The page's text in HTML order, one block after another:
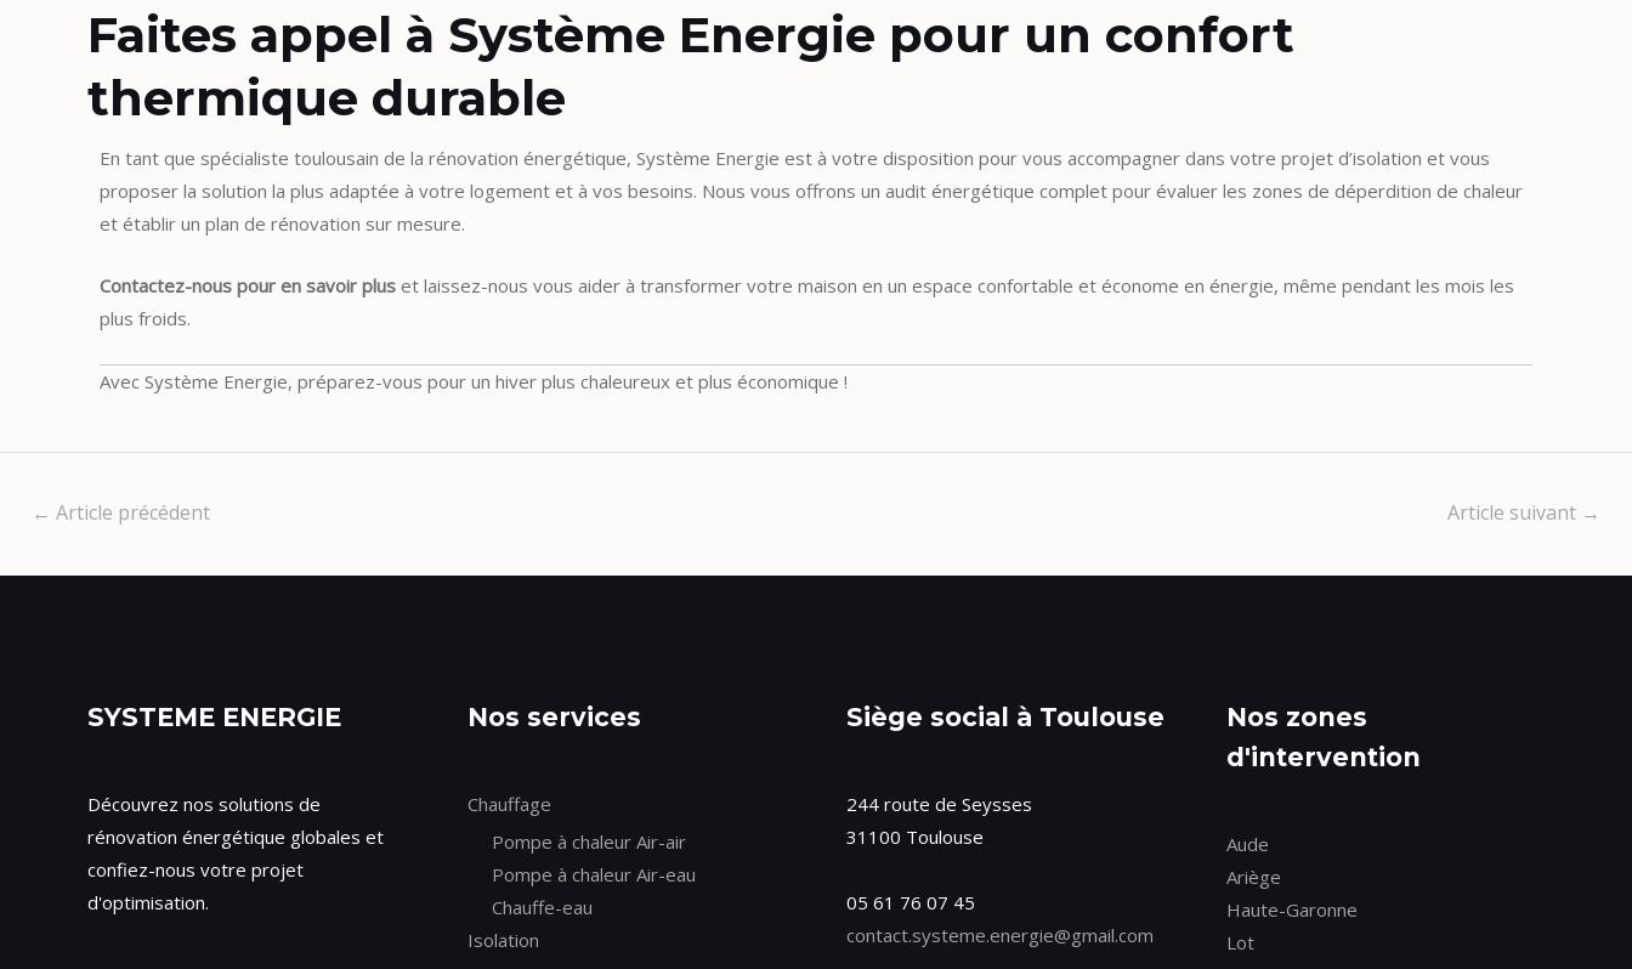
Faites appel à Système Energie pour un confort
thermique durable
En tant que spécialiste toulousain de la rénovation énergétique, Système Energie est à votre disposition pour vous accompagner dans votre projet d’isolation et vous
proposer la solution la plus adaptée à votre logement et à vos besoins. Nous vous offrons un audit énergétique complet pour évaluer les zones de déperdition de chaleur
et établir un plan de rénovation sur mesure.
Contactez-nous pour en savoir plus et laissez-nous vous aider à transformer votre maison en un espace confortable et économe en énergie, même pendant les mois les
plus froids.
Avec Système Energie, préparez-vous pour un hiver plus chaleureux et plus économique !
← Article précédent Article suivant →
SYSTEME ENERGIE
Découvrez nos solutions de
rénovation énergétique globales et
confiez-nous votre projet
d'optimisation.
Nos services
Chauffage
Pompe à chaleur Air-air
Pompe à chaleur Air-eau
Chauffe-eau
Isolation
Siège social à Toulouse
244 route de Seysses
31100 Toulouse
05 61 76 07 45
contact.systeme.energie@gmail.com
Nos zones
d'intervention
Aude
Ariège
Haute-Garonne
Lot